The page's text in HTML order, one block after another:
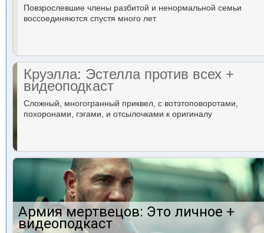
Повзрослевшие члены разбитой и ненормальной семьи
воссоединяются спустя много лет
Круэлла: Эстелла против всех +
видеоподкаст
Сложный, многогранный приквел, с вотэтоповоротами,
похоронами, гэгами, и отсылочками к оригиналу
Армия мертвецов: Это личное +
видеоподкаст